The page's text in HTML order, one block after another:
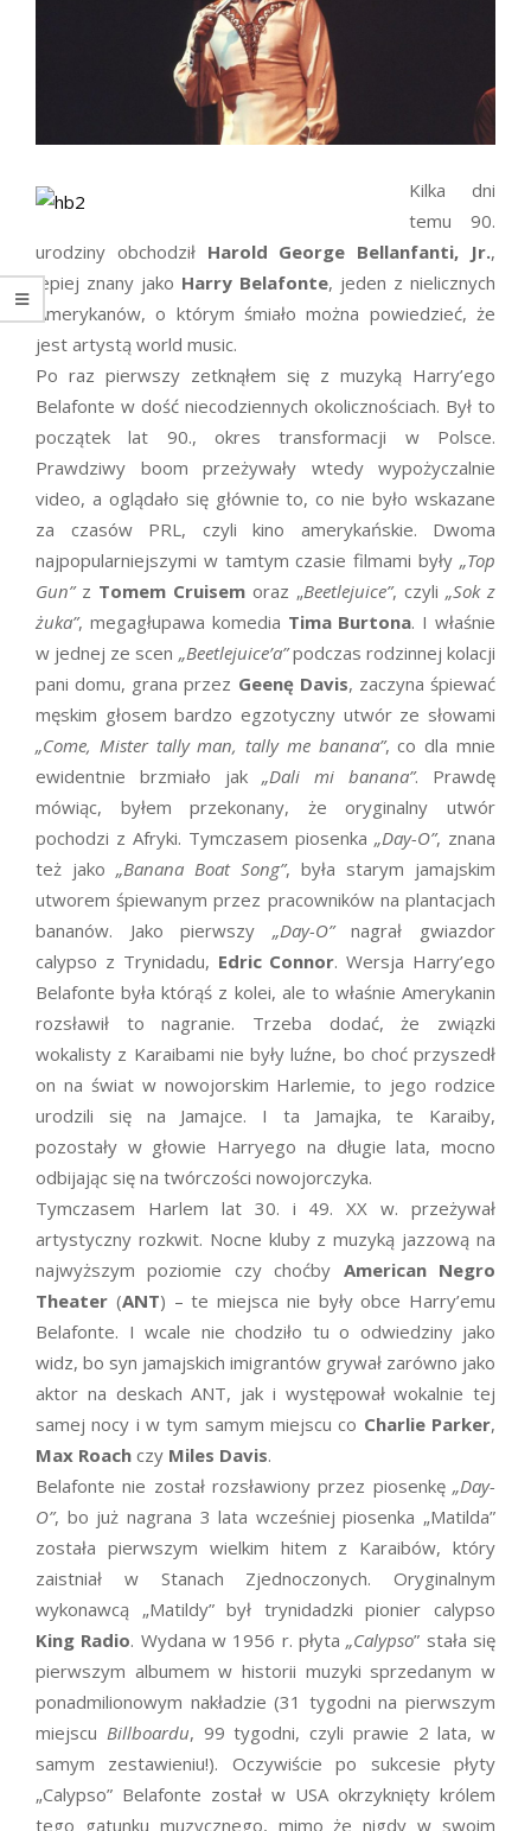
Kilka dni
temu 90.
urodziny obchodził Harold George Bellanfanti, Jr.,
lepiej znany jako Harry Belafonte, jeden z nielicznych
Amerykanów, o którym śmiało można powiedzieć, że
jest artystą world music.
Po raz pierwszy zetknąłem się z muzyką Harry’ego
Belafonte w dość niecodziennych okolicznościach. Był to
początek lat 90., okres transformacji w Polsce.
Prawdziwy boom przeżywały wtedy wypożyczalnie
video, a oglądało się głównie to, co nie było wskazane
za czasów PRL, czyli kino amerykańskie. Dwoma
najpopularniejszymi w tamtym czasie filmami były „Top
Gun”z Tomem Cruisem oraz „Beetlejuice”, czyli „Sok z
żuka”, megagłupawa komedia Tima Burtona. I właśnie
w jednej ze scen „Beetlejuice’a”podczas rodzinnej kolacji
pani domu, grana przez Geenę Davis, zaczyna śpiewać
męskim głosem bardzo egzotyczny utwór ze słowami
„Come, Mister tally man, tally me banana”, co dla mnie
ewidentnie brzmiało jak „Dali mi banana”. Prawdę
mówiąc, byłem przekonany, że oryginalny utwór
pochodzi z Afryki. Tymczasem piosenka „Day-O”, znana
też jako „Banana Boat Song”, była starym jamajskim
utworem śpiewanym przez pracowników na plantacjach
bananów. Jako pierwszy „Day-O”nagrał gwiazdor
calypso z Trynidadu, Edric Connor. Wersja Harry’ego
Belafonte była którąś z kolei, ale to właśnie Amerykanin
rozsławił to nagranie. Trzeba dodać, że związki
wokalisty z Karaibami nie były luźne, bo choć przyszedł
on na świat w nowojorskim Harlemie, to jego rodzice
urodzili się na Jamajce. I ta Jamajka, te Karaiby,
pozostały w głowie Harryego na długie lata, mocno
odbijając się na twórczości nowojorczyka.
Tymczasem Harlem lat 30. i 49. XX w. przeżywał
artystyczny rozkwit. Nocne kluby z muzyką jazzową na
najwyższym poziomie czy choćby American Negro
Theater (ANT) – te miejsca nie były obce Harry’emu
Belafonte. I wcale nie chodziło tu o odwiedziny jako
widz, bo syn jamajskich imigrantów grywał zarówno jako
aktor na deskach ANT, jak i występował wokalnie tej
samej nocy i w tym samym miejscu co Charlie Parker,
Max Roach czy Miles Davis.
Belafonte nie został rozsławiony przez piosenkę „Day-
O”, bo już nagrana 3 lata wcześniej piosenka „Matilda”
została pierwszym wielkim hitem z Karaibów, który
zaistniał w Stanach Zjednoczonych. Oryginalnym
wykonawcą „Matildy” był trynidadzki pionier calypso
King Radio. Wydana w 1956 r. płyta„Calypso” stała się
pierwszym albumem w historii muzyki sprzedanym w
ponadmilionowym nakładzie (31 tygodni na pierwszym
miejscu Billboardu, 99 tygodni, czyli prawie 2 lata, w
samym zestawieniu!). Oczywiście po sukcesie płyty
„Calypso” Belafonte został w USA okrzyknięty królem
tego gatunku muzycznego, mimo że nigdy w swoim